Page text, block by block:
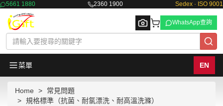
5661 1880 2360 1900 Sedex · ISO 9001
WhatsApp查詢
菜單 EN
Home
常見問題
規格標準（抗菌、耐氯漂洗、耐高溫洗滌）